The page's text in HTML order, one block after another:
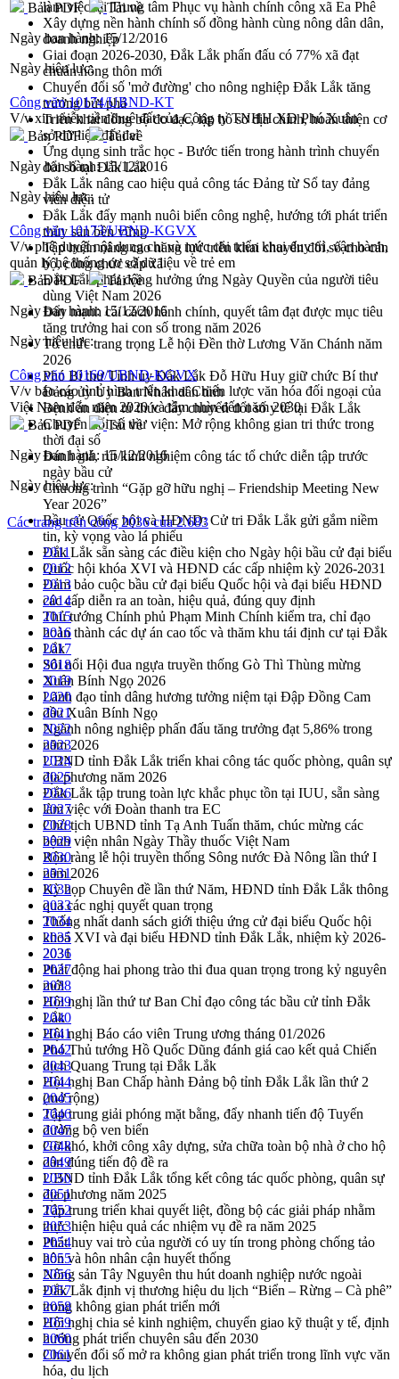
làm việc tại Trung tâm Phục vụ hành chính công xã Ea Phê
Xây dựng nền hành chính số đồng hành cùng nông dân dân,
doanh nghiệp
Giai đoạn 2026-2030, Đắk Lắk phấn đấu có 77% xã đạt
chuẩn nông thôn mới
Chuyển đổi số 'mở đường' cho nông nghiệp Đắk Lắk tăng
trưởng bứt phá
Triển khai đồng bộ đo đạc, lập hồ sơ địa chính, hoàn thiện cơ
sở dữ liệu đất đai
Ứng dụng sinh trắc học - Bước tiến trong hành trình chuyển
đổi số tại Đắk Lắk
Đắk Lắk nâng cao hiệu quả công tác Đảng từ Sổ tay đảng
viên điện tử
Đắk Lắk đẩy mạnh nuôi biển công nghệ, hướng tới phát triển
thủy sản bền vững
Tập huấn nâng cao năng lực triển khai chuyển đổi số cho cán
bộ, công chức cấp xã
Đắk Lắk phát động hưởng ứng Ngày Quyền của người tiêu
dùng Việt Nam 2026
Đẩy mạnh cải cách hành chính, quyết tâm đạt được mục tiêu
tăng trưởng hai con số trong năm 2026
Tổ chức trang trọng Lễ hội Đền thờ Lương Văn Chánh năm
2026
Phó Bí thư Tỉnh ủy Đắk Lắk Đỗ Hữu Huy giữ chức Bí thư
Đảng ủy Ủy Ban Nhân dân tỉnh
Bệnh án điện tử thúc đẩy chuyển đổi số y tế tại Đắk Lắk
Chuyển đổi số thư viện: Mở rộng không gian tri thức trong
thời đại số
Đánh giá, rút kinh nghiệm công tác tổ chức diễn tập trước
ngày bầu cử
Chương trình “Gặp gỡ hữu nghị – Friendship Meeting New
Year 2026”
Bầu cử Quốc hội và HĐND: Cử tri Đắk Lắk gửi gắm niềm
tin, kỳ vọng vào lá phiếu
Đắk Lắk sẵn sàng các điều kiện cho Ngày hội bầu cử đại biểu
Quốc hội khóa XVI và HĐND các cấp nhiệm kỳ 2026-2031
Đảm bảo cuộc bầu cử đại biểu Quốc hội và đại biểu HĐND
các cấp diễn ra an toàn, hiệu quả, đúng quy định
Thủ tướng Chính phủ Phạm Minh Chính kiểm tra, chỉ đạo
hoàn thành các dự án cao tốc và thăm khu tái định cư tại Đắk
Lắk
Sôi nổi Hội đua ngựa truyền thống Gò Thì Thùng mừng
Xuân Bính Ngọ 2026
Lãnh đạo tỉnh dâng hương tưởng niệm tại Đập Đồng Cam
đầu Xuân Bính Ngọ
Ngành nông nghiệp phấn đấu tăng trưởng đạt 5,86% trong
năm 2026
UBND tỉnh Đắk Lắk triển khai công tác quốc phòng, quân sự
địa phương năm 2026
Đắk Lắk tập trung toàn lực khắc phục tồn tại IUU, sẵn sàng
làm việc với Đoàn thanh tra EC
Chủ tịch UBND tỉnh Tạ Anh Tuấn thăm, chúc mừng các
bệnh viện nhân Ngày Thầy thuốc Việt Nam
Rộn ràng lễ hội truyền thống Sông nước Đà Nông lần thứ I
năm 2026
Kỳ họp Chuyên đề lần thứ Năm, HĐND tỉnh Đắk Lắk thông
qua các nghị quyết quan trọng
Thống nhất danh sách giới thiệu ứng cử đại biểu Quốc hội
khoá XVI và đại biểu HĐND tỉnh Đắk Lắk, nhiệm kỳ 2026-
2031
Phát động hai phong trào thi đua quan trọng trong kỷ nguyên
mới
Hội nghị lần thứ tư Ban Chỉ đạo công tác bầu cử tỉnh Đắk
Lắk
Hội nghị Báo cáo viên Trung ương tháng 01/2026
Phó Thủ tướng Hồ Quốc Dũng đánh giá cao kết quả Chiến
dịch Quang Trung tại Đắk Lắk
Hội nghị Ban Chấp hành Đảng bộ tỉnh Đắk Lắk lần thứ 2
(mở rộng)
Tập trung giải phóng mặt bằng, đẩy nhanh tiến độ Tuyến
đường bộ ven biển
Gỡ khó, khởi công xây dựng, sửa chữa toàn bộ nhà ở cho hộ
dân đúng tiến độ đề ra
UBND tỉnh Đắk Lắk tổng kết công tác quốc phòng, quân sự
địa phương năm 2025
Tập trung triển khai quyết liệt, đồng bộ các giải pháp nhằm
thực hiện hiệu quả các nhiệm vụ đề ra năm 2025
Phát huy vai trò của người có uy tín trong phòng chống tảo
hôn và hôn nhân cận huyết thống
Nông sản Tây Nguyên thu hút doanh nghiệp nước ngoài
Đắk Lắk định vị thương hiệu du lịch “Biển – Rừng – Cà phê”
trong không gian phát triển mới
Hội nghị chia sẻ kinh nghiệm, chuyển giao kỹ thuật y tế, định
hướng phát triển chuyên sâu đến 2030
Chuyển đổi số mở ra không gian phát triển trong lĩnh vực văn
hóa, du lịch
Bản PDF
Tải về
Ngày ban hành:15/12/2016
Ngày hiệu lực:
Công văn 10174/UBND-KT
V/v xin miễn tiền thuê đất của Công ty TNHH XD Phú Xuân
Bản PDF
Tải về
Ngày ban hành:15/12/2016
Ngày hiệu lực:
Công văn 10173/UBND-KGVX
V/v phê duyệt nội dung chi và mức chi triển khai duy trì, vận hành,
quản lý hệ thống cơ sở dữ liệu về trẻ em
Bản PDF
Tải về
Ngày ban hành:15/12/2016
Ngày hiệu lực:
Công văn 10169/UBND-KGVX
V/v báo cáo tình hình triển khai Chiến lược văn hóa đối ngoại của
Việt Nam đến năm 2020 và tầm nhìn đến năm 2030
Bản PDF
Tải về
Ngày ban hành:15/12/2016
Ngày hiệu lực:
Các trang trên cổng 2036 của 2.683
2011
2012
2013
2014
2015
2016
2017
2018
2019
2020
2021
2022
2023
2024
2025
2026
2027
2028
2029
2030
2031
2032
2033
2034
2035
2036
2037
2038
2039
2040
2041
2042
2043
2044
2045
2046
2047
2048
2049
2050
2051
2052
2053
2054
2055
2056
2057
2058
2059
2060
2061